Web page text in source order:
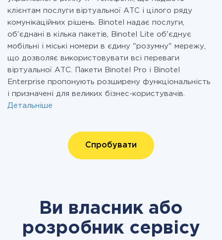
клієнтам послуги віртуальної АТС і цілого ряду
комунікаційних рішень. Binotel надає послуги,
об'єднані в кілька пакетів, Binotel Lite об'єднує
мобільні і міські номери в єдину "розумну" мережу,
що дозволяє використовувати всі переваги
віртуальної АТС. Пакети Binotel Pro і Binotel
Enterprise пропонують розширену функціональність
і призначені для великих бізнес-користувачів.
Детальніше
Спробувати
Ви власник або
розробник сервісу